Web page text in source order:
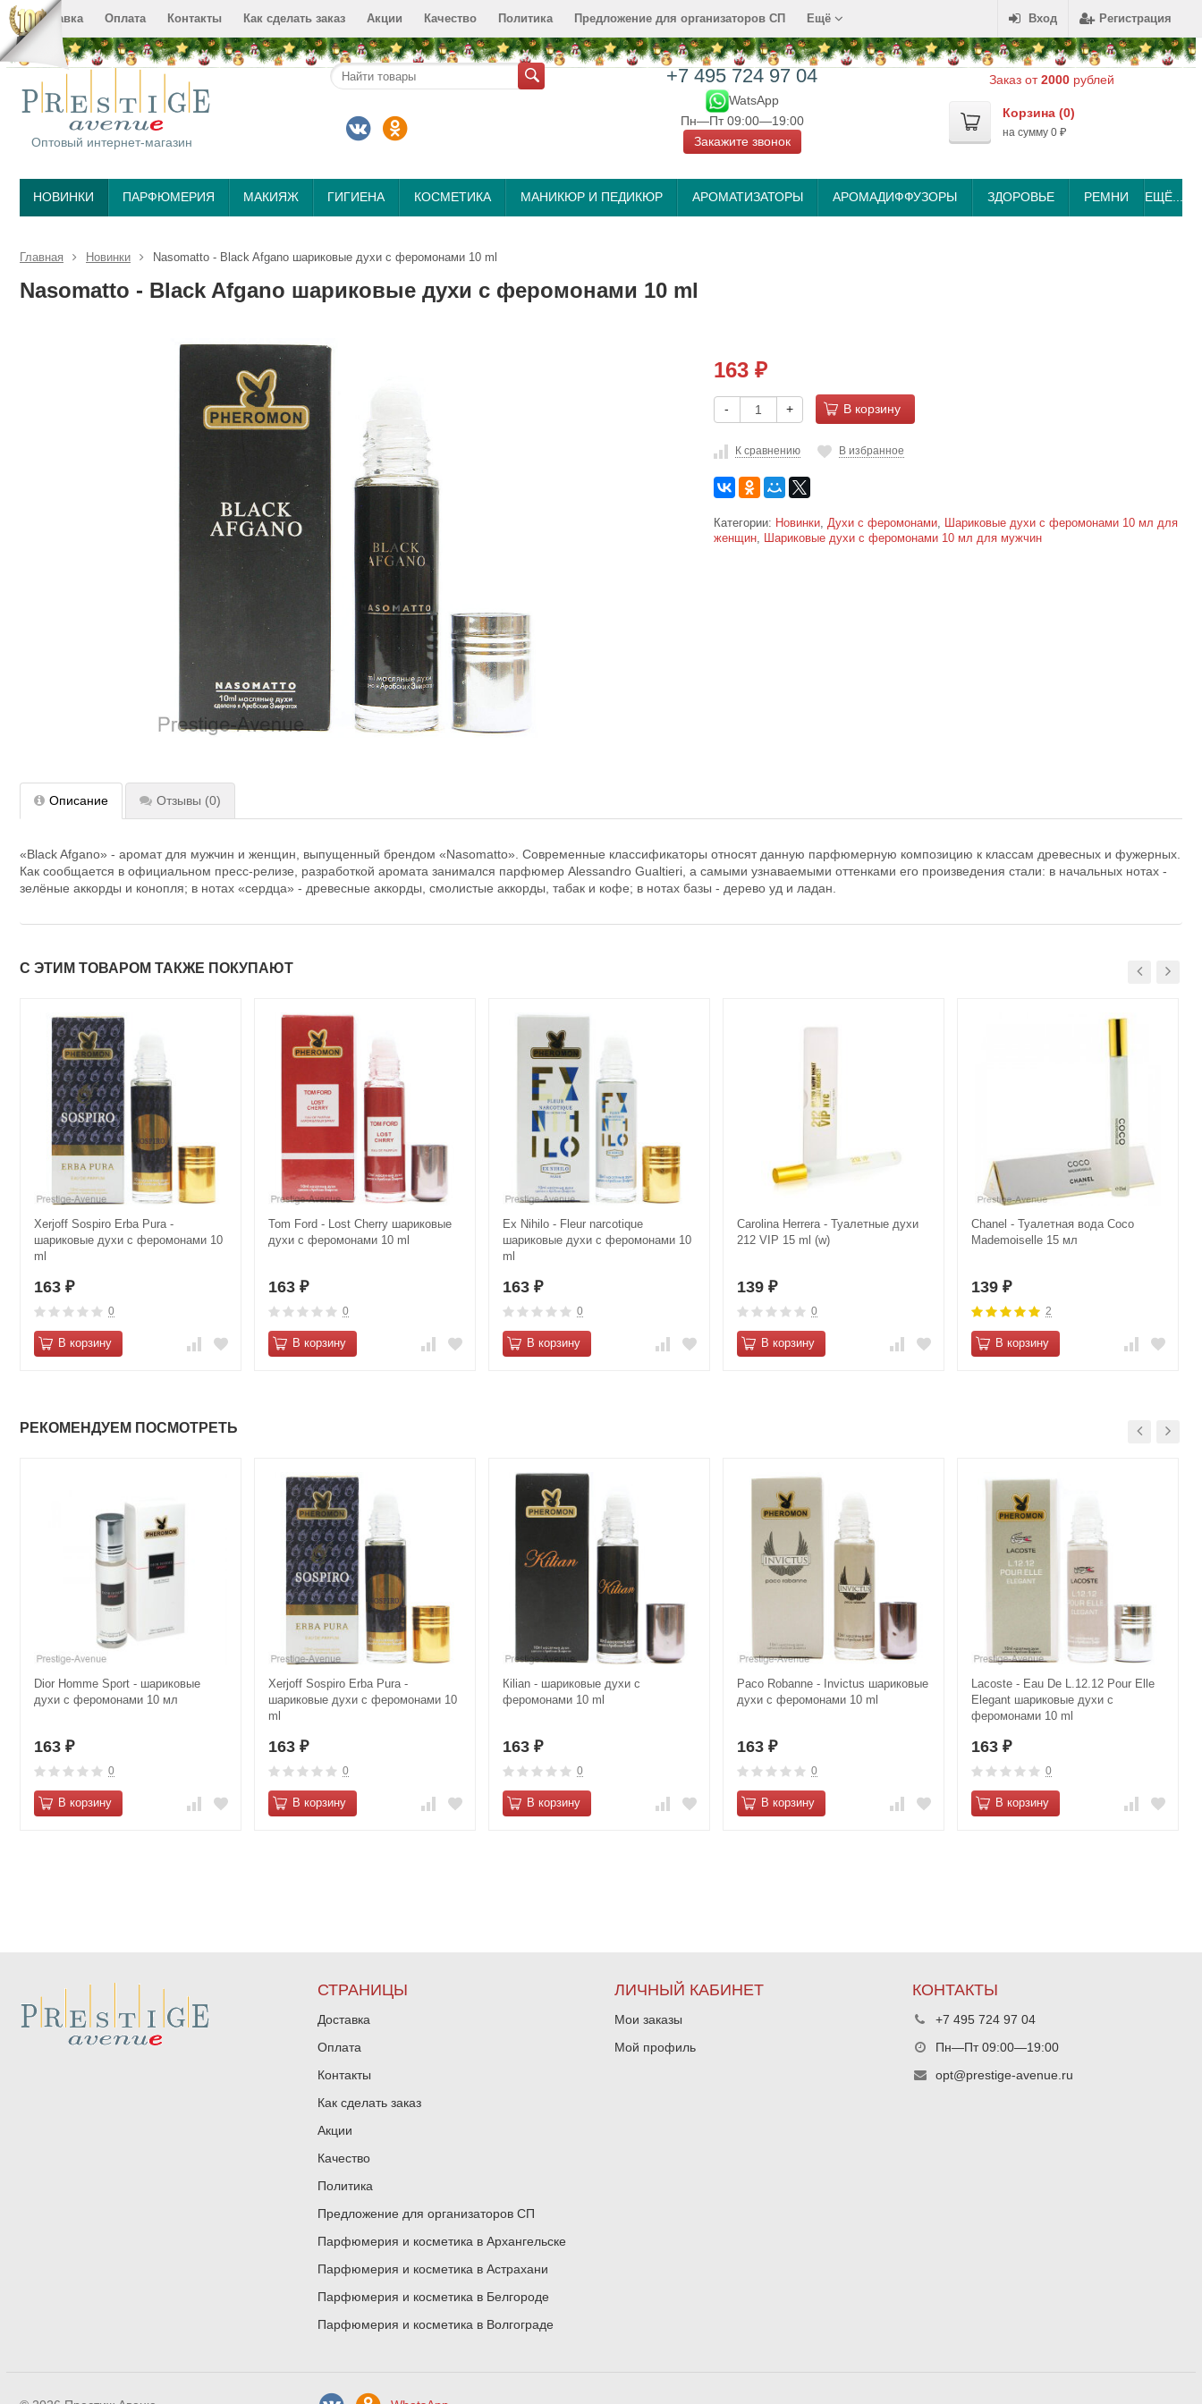
Вход Регистрация
Доставка Оплата Контакты Как сделать заказ Акции Качество Политика Предложение для организаторов СП Ещё
Оптовый интернет-магазин
+7 495 724 97 04
WatsApp
Пн—Пт 09:00—19:00
Закажите звонок
Заказ от2000 рублей
Корзина (0)
на сумму 0 ₽
НОВИНКИ ПАРФЮМЕРИЯ МАКИЯЖ ГИГИЕНА КОСМЕТИКА МАНИКЮР И ПЕДИКЮР АРОМАТИЗАТОРЫ АРОМАДИФФУЗОРЫ ЗДОРОВЬЕ РЕМНИ ЕЩЁ...
Главная Новинки Nasomatto - Black Afgano шариковые духи с феромонами 10 ml
Nasomatto - Black Afgano шариковые духи с феромонами 10 ml
163 ₽
- + В корзину
К сравнению В избранное
Категории: Новинки, Духи с феромонами, Шариковые духи с феромонами 10 мл для
женщин, Шариковые духи с феромонами 10 мл для мужчин
Описание Отзывы (0)
«Black Afgano» - аромат для мужчин и женщин, выпущенный брендом «Nasomatto». Современные классификаторы относят данную парфюмерную композицию к классам древесных и фужерных.
Как сообщается в официальном пресс-релизе, разработкой аромата занимался парфюмер Alessandro Gualtieri, а самыми узнаваемыми оттенками его произведения стали: в начальных нотах -
зелёные аккорды и конопля; в нотах «сердца» - древесные аккорды, смолистые аккорды, табак и кофе; в нотах базы - дерево уд и ладан.
С ЭТИМ ТОВАРОМ ТАКЖЕ ПОКУПАЮТ
Xerjoff Sospiro Erba Pura -
шариковые духи с феромонами 10
ml
163 ₽
0
В корзину
Tom Ford - Lost Cherry шариковые
духи с феромонами 10 ml
163 ₽
0
В корзину
Ex Nihilo - Fleur narcotique
шариковые духи с феромонами 10
ml
163 ₽
0
В корзину
Carolina Herrera - Туалетные духи
212 VIP 15 ml (w)
139 ₽
0
В корзину
Chanel - Туалетная вода Coco
Mademoiselle 15 мл
139 ₽
2
В корзину
РЕКОМЕНДУЕМ ПОСМОТРЕТЬ
Dior Homme Sport - шариковые
духи с феромонами 10 мл
163 ₽
0
В корзину
Xerjoff Sospiro Erba Pura -
шариковые духи с феромонами 10
ml
163 ₽
0
В корзину
Кіlіаn - шариковые духи с
феромонами 10 ml
163 ₽
0
В корзину
Paco Robanne - Invictus шариковые
духи с феромонами 10 ml
163 ₽
0
В корзину
Lacoste - Eau De L.12.12 Pour Elle
Elegant шариковые духи с
феромонами 10 ml
163 ₽
0
В корзину
СТРАНИЦЫ
Доставка
Оплата
Контакты
Как сделать заказ
Акции
Качество
Политика
Предложение для организаторов СП
Парфюмерия и косметика в Архангельске
Парфюмерия и косметика в Астрахани
Парфюмерия и косметика в Белгороде
Парфюмерия и косметика в Волгограде
ЛИЧНЫЙ КАБИНЕТ
Мои заказы
Мой профиль
КОНТАКТЫ
+7 495 724 97 04
Пн—Пт 09:00—19:00
opt@prestige-avenue.ru